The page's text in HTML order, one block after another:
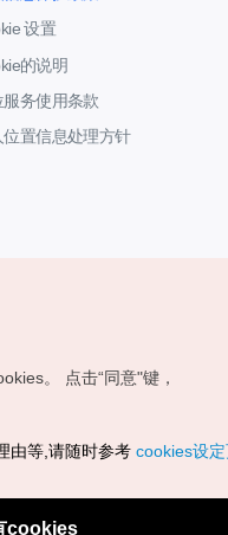
设置
的说明
服务使用条款
位置信息处理方针
所有
。
点击“同意"键，
由等,请随时参考 cookies设
cookies